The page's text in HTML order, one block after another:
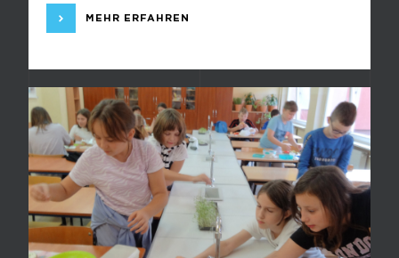
MEHR ERFAHREN